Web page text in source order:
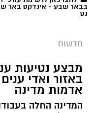
אדמות מדינה
שגודלו פי שניים
למנוע בנייה בלתי
מורשים בנגב.
המתוכנן להרחבת כביש 6